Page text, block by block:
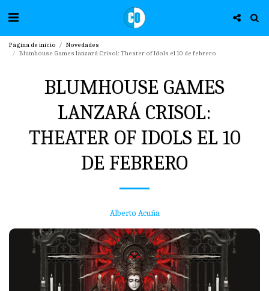
Página de inicio
Novedades
Blumhouse Games lanzará Crisol: Theater of Idols el 10 de febrero
BLUMHOUSE GAMES
LANZARÁ CRISOL:
THEATER OF IDOLS EL 10
DE FEBRERO
Alberto Acuña